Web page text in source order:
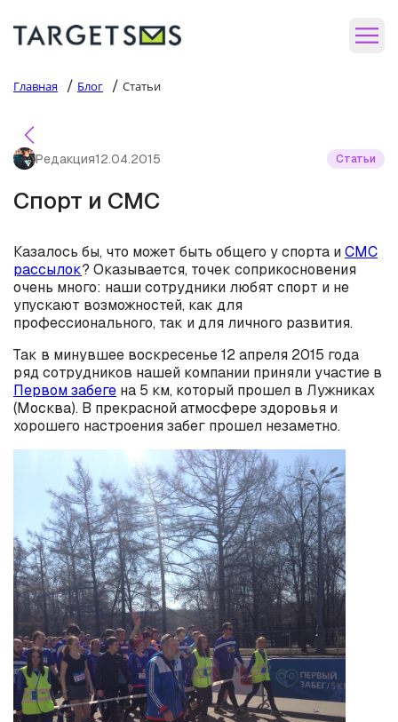
Главная / Блог / Статьи
Редакция12.04.2015 Статьи
Спорт и СМС
Казалось бы, что может быть общего у спорта иСМС
рассылок? Оказывается, точек соприкосновения
очень много: наши сотрудники любят спорт и не
упускают возможностей, как для
профессионального, так и для личного развития.
Так в минувшее воскресенье 12 апреля 2015 года
ряд сотрудников нашей компании приняли участие в
Первом забеге на 5 км, который прошел в Лужниках
(Москва). В прекрасной атмосфере здоровья и
хорошего настроения забег прошел незаметно.